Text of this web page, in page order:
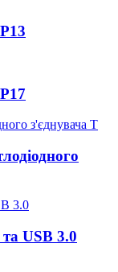
USB 3.0